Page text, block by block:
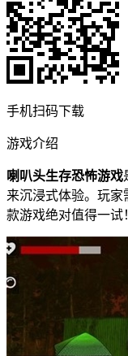
手机扫码下载
游戏介绍
喇叭头生存恐怖游戏
来沉浸式体验。玩
款游戏绝对值得一试